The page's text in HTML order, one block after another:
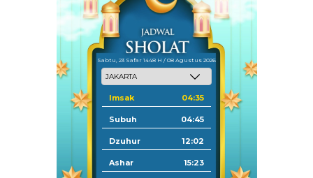
Sabtu, 23 Safar 1448 H / 08 Agustus 2026
Imsak 04:35
Subuh 04:45
Dzuhur 12:02
Ashar 15:23